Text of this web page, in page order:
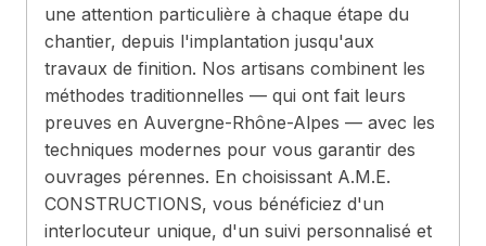
une attention particulière à chaque étape du
chantier, depuis l'implantation jusqu'aux
travaux de finition. Nos artisans combinent les
méthodes traditionnelles — qui ont fait leurs
preuves en Auvergne-Rhône-Alpes — avec les
techniques modernes pour vous garantir des
ouvrages pérennes. En choisissant A.M.E.
CONSTRUCTIONS, vous bénéficiez d'un
interlocuteur unique, d'un suivi personnalisé et